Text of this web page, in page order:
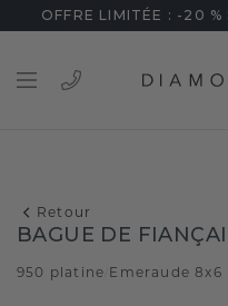
OFFRE LIMITÉE : -20
Retour
BAGUE DE
950 platine Emeraude 8x6